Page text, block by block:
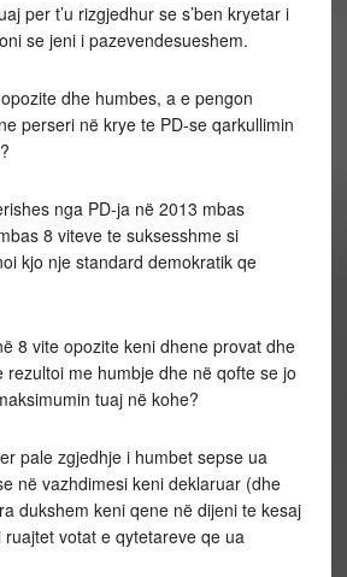
per t’u rizgjedhur se s’ben kryetar i
se jeni i pazevendesueshem.
dhe humbes, a e pengon
perseri në krye te PD-se qarkullimin
nga PD-ja në 2013 mbas
8 viteve te suksesshme si
kjo nje standard demokratik qe
8 vite opozite keni dhene provat dhe
rezultoi me humbje dhe në qofte se jo
tuaj në kohe?
pale zgjedhje i humbet sepse ua
në vazhdimesi keni deklaruar (dhe
dukshem keni qene në dijeni te kesaj
votat e qytetareve qe ua